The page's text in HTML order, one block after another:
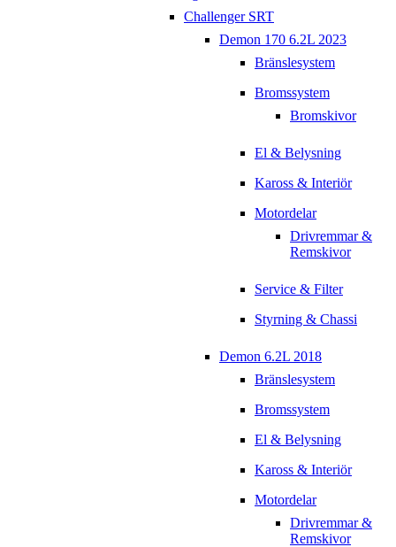
Challenger SRT
Demon 170 6.2L 2023
Bränslesystem
Bromssystem
Bromskivor
El & Belysning
Kaross & Interiör
Motordelar
Drivremmar &
Remskivor
Service & Filter
Styrning & Chassi
Demon 6.2L 2018
Bränslesystem
Bromssystem
El & Belysning
Kaross & Interiör
Motordelar
Drivremmar &
Remskivor